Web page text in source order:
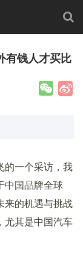
有钱人才买比
的一个采访，我
中国品牌全球
来的机遇与挑战
尤其是中国汽车